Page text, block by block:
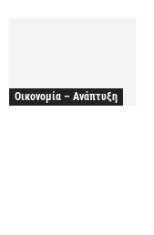
Οικονομία – Ανάπτυξη